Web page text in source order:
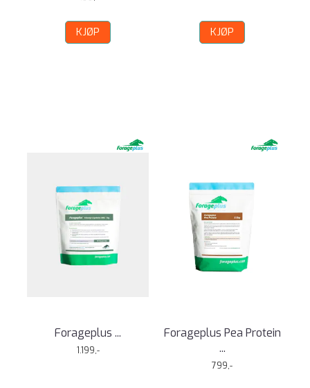
KJØP KJØP
Forageplus ...
1.199,-
Forageplus Pea Protein
...
799,-